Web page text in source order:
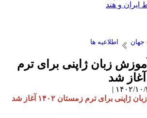
ایران و هند
اطلاعیه ها
زبان ژاپنی برای ترم
برای ترم زمستان ۱۴۰۲ آغاز شد